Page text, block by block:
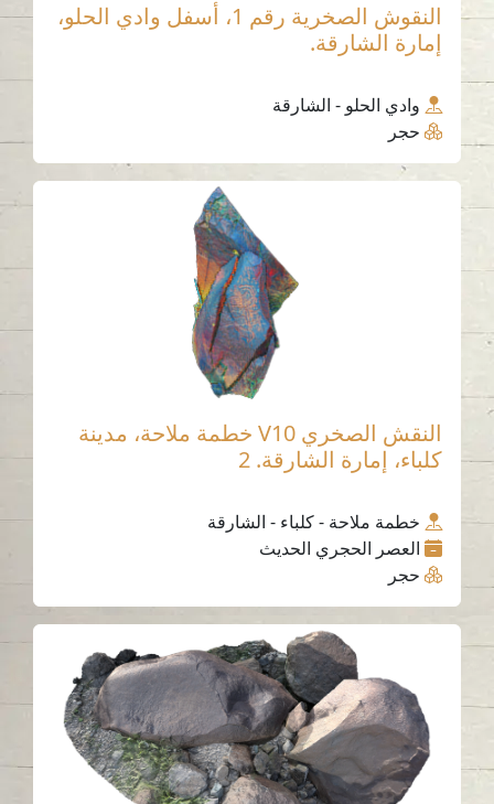
النقوش الصخرية رقم 1، أسفل وادي الحلو،
إمارة الشارقة.
وادي الحلو - الشارقة
حجر
النقش الصخري V10 خطمة ملاحة، مدينة
كلباء، إمارة الشارقة. 2
خطمة ملاحة - كلباء - الشارقة
العصر الحجري الحديث
حجر